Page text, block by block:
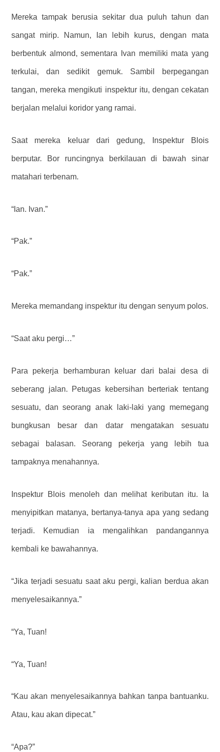
Mereka tampak berusia sekitar dua puluh tahun dan
sangat mirip. Namun, Ian lebih kurus, dengan mata
berbentuk almond, sementara Ivan memiliki mata yang
terkulai, dan sedikit gemuk. Sambil berpegangan
tangan, mereka mengikuti inspektur itu, dengan cekatan
berjalan melalui koridor yang ramai.
Saat mereka keluar dari gedung, Inspektur Blois
berputar. Bor runcingnya berkilauan di bawah sinar
matahari terbenam.
“Ian. Ivan.”
“Pak.”
“Pak.”
Mereka memandang inspektur itu dengan senyum polos.
“Saat aku pergi…”
Para pekerja berhamburan keluar dari balai desa di
seberang jalan. Petugas kebersihan berteriak tentang
sesuatu, dan seorang anak laki-laki yang memegang
bungkusan besar dan datar mengatakan sesuatu
sebagai balasan. Seorang pekerja yang lebih tua
tampaknya menahannya.
Inspektur Blois menoleh dan melihat keributan itu. Ia
menyipitkan matanya, bertanya-tanya apa yang sedang
terjadi. Kemudian ia mengalihkan pandangannya
kembali ke bawahannya.
“Jika terjadi sesuatu saat aku pergi, kalian berdua akan
menyelesaikannya.”
“Ya, Tuan!
“Ya, Tuan!
“Kau akan menyelesaikannya bahkan tanpa bantuanku.
Atau, kau akan dipecat.”
“Apa?”